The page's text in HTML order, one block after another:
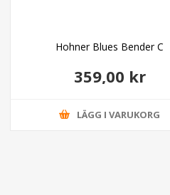
Hohner Blues Bender C
359,00 kr
LÄGG I VARUKORG